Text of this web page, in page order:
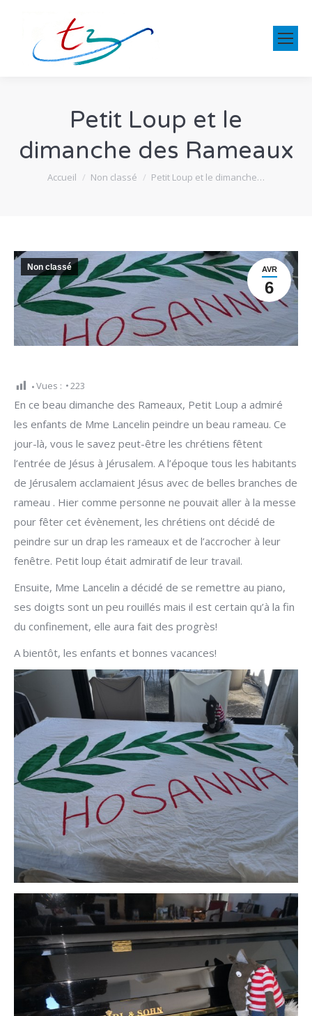
Petit Loup et le
dimanche des Rameaux
Vous êtes ici :
Accueil Non classé Petit Loup et le dimanche…
AVR
6
Non classé
Vues : 223
En ce beau dimanche des Rameaux, Petit Loup a admiré
les enfants de Mme Lancelin peindre un beau rameau. Ce
jour-là, vous le savez peut-être les chrétiens fêtent
l’entrée de Jésus à Jérusalem. A l’époque tous les habitants
de Jérusalem acclamaient Jésus avec de belles branches de
rameau . Hier comme personne ne pouvait aller à la messe
pour fêter cet évènement, les chrétiens ont décidé de
peindre sur un drap les rameaux et de l’accrocher à leur
fenêtre. Petit loup était admiratif de leur travail.
Ensuite, Mme Lancelin a décidé de se remettre au piano,
ses doigts sont un peu rouillés mais il est certain qu’à la fin
du confinement, elle aura fait des progrès!
A bientôt, les enfants et bonnes vacances!